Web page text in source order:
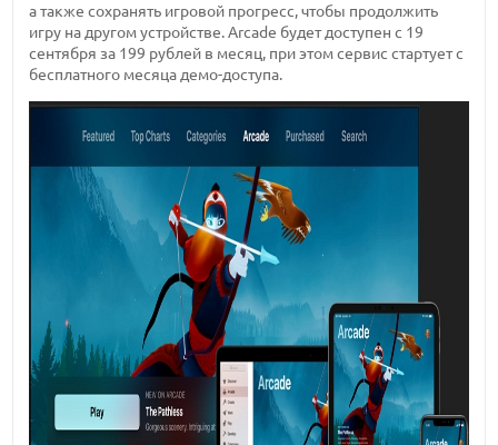
а также сохранять игровой прогресс, чтобы продолжить
игру на другом устройстве. Arcade будет доступен с 19
сентября за 199 рублей в месяц, при этом сервис стартует с
бесплатного месяца демо-доступа.